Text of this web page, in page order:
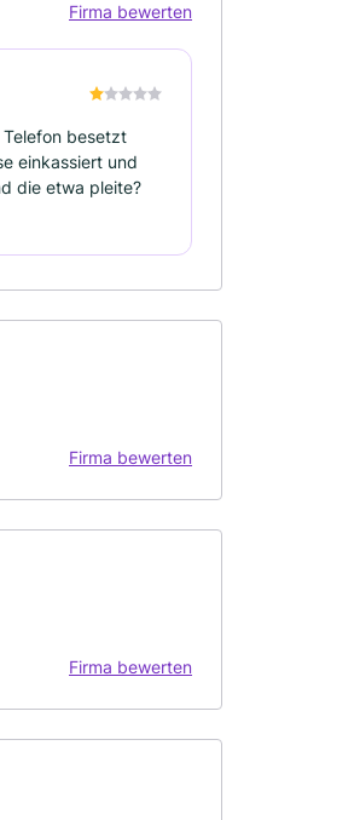
Firma bewerten
Telefon besetzt
einkassiert und
die etwa pleite?
Firma bewerten
Firma bewerten